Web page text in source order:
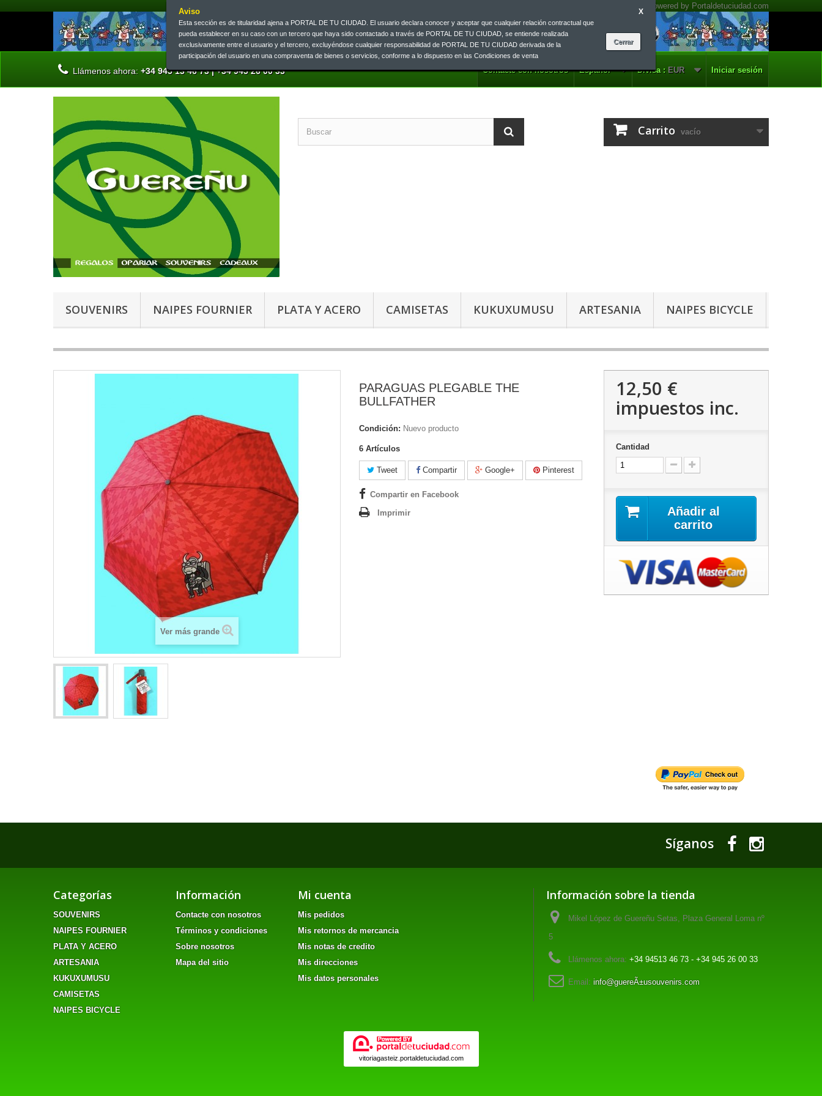
Aviso
Esta sección es de titularidad ajena a PORTAL DE TU CIUDAD. El usuario declara conocer y aceptar que cualquier relación contractual que
pueda establecer en su caso con un tercero que haya sido contactado a través de PORTAL DE TU CIUDAD, se entiende realizada
exclusivamente entre el usuario y el tercero, excluyéndose cualquier responsabilidad de PORTAL DE TU CIUDAD derivada de la
participación del usuario en una compraventa de bienes o servicios, conforme a lo dispuesto en las Condiciones de venta
X
Iniciar sesión
Divisa : EUR
Español
Contacte con nosotros
Llámenos ahora: +34 945 13 46 73 | +34 945 26 00 33
Carrito vacío
SOUVENIRS NAIPES FOURNIER PLATA Y ACERO CAMISETAS KUKUXUMUSU ARTESANIA NAIPES BICYCLE
Ver más grande
PARAGUAS PLEGABLE THE
BULLFATHER
Condición: Nuevo producto
6 Artículos
Tweet Compartir Google+ Pinterest
Compartir en Facebook
Imprimir
12,50 €
impuestos inc.
Cantidad
Añadir al
carrito
Síganos
Categorías
SOUVENIRS
NAIPES FOURNIER
PLATA Y ACERO
ARTESANIA
KUKUXUMUSU
CAMISETAS
NAIPES BICYCLE
Información
Contacte con nosotros
Términos y condiciones
Sobre nosotros
Mapa del sitio
Mi cuenta
Mis pedidos
Mis retornos de mercancia
Mis notas de credito
Mis direcciones
Mis datos personales
Información sobre la tienda
Mikel López de Guereñu Setas, Plaza General Loma nº
5
Llámenos ahora: +34 94513 46 73 - +34 945 26 00 33
Email: info@guereÃ±usouvenirs.com
vitoriagasteiz.portaldetuciudad.com